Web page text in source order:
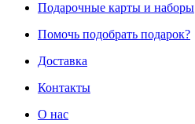
Подарочные карты и наборы
Помочь подобрать подарок?
Доставка
Контакты
О нас